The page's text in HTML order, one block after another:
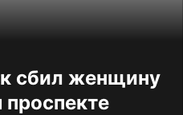
сбил женщину